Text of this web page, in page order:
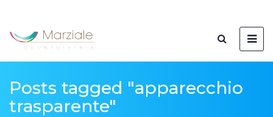
Posts tagged "apparecchio
trasparente"